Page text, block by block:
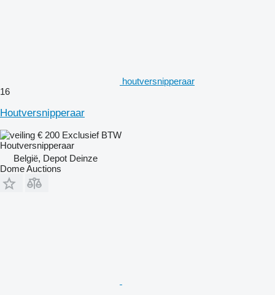
houtversnipperaar
16
Houtversnipperaar
€ 200 Exclusief BTW
Houtversnipperaar
België, Depot Deinze
Dome Auctions